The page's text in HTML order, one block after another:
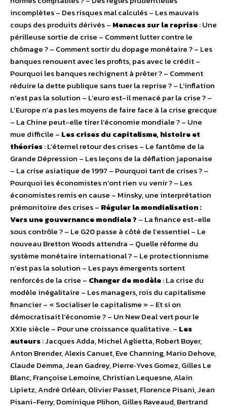
incomplètes – Des risques mal calculés – Les mauvais
coups des produits dérivés – Menaces sur la reprise: Une
périlleuse sortie de crise – Comment lutter contre le
chômage ? – Comment sortir du dopage monétaire ? – Les
banques renouent avec les profits, pas avec le crédit –
Pourquoi les banques rechignent à prêter ? – Comment
réduire la dette publique sans tuer la reprise ? – L’inflation
n’est pas la solution – L’euro est-il menacé par la crise ? –
L’Europe n’a pas les moyens de faire face à la crise grecque
– La Chine peut-elle tirer l’économie mondiale ? – Une
mue difficile – Les crises du capitalisme, histoire et
théories: L’éternel retour des crises – Le fantôme de la
Grande Dépression – Les leçons de la déflation japonaise
– La crise asiatique de 1997 – Pourquoi tant de crises ? –
Pourquoi les économistes n’ont rien vu venir ? – Les
économistes remis en cause – Minsky, une interprétation
prémonitoire des crises – Réguler la mondialisation :
Vers une gouvernance mondiale ? – La finance est-elle
sous contrôle ? – Le G20 passe à côté de l’essentiel – Le
nouveau Bretton Woods attendra – Quelle réforme du
système monétaire international ? – Le protectionnisme
n’est pas la solution – Les pays émergents sortent
renforcés de la crise – Changer de modèle: La crise du
modèle inégalitaire – Les managers, rois du capitalisme
financier – « Socialiser le capitalisme » – Et si on
démocratisait l’économie ? – Un New Deal vert pour le
XXIe siècle – Pour une croissance qualitative. – Les
auteurs: Jacques Adda, Michel Aglietta, Robert Boyer,
Anton Brender, Alexis Canuet, Eve Channing, Mario Dehove,
Claude Demma, Jean Gadrey, Pierre‑Yves Gomez, Gilles Le
Blanc, Françoise Lemoine, Christian Lequesne, Alain
Lipietz, André Orléan, Olivier Passet, Florence Pisani, Jean
Pisani-Ferry, Dominique Plihon, Gilles Raveaud, Bertrand